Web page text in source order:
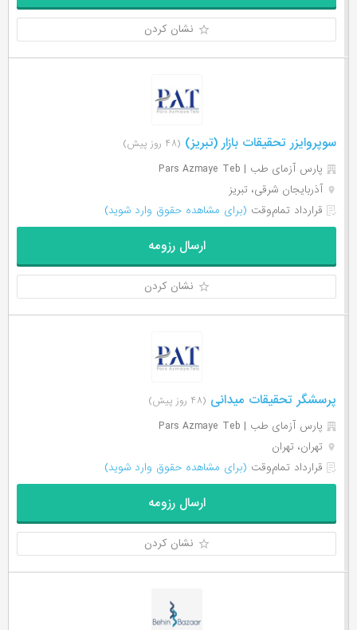
نشان کردن
سوپروایزر تحقیقات بازار (تبریز) (۴۸ روز پیش)
پارس آزمای طب | ‌Pars Azmaye Teb
آذربایجان شرقی، تبریز
قرارداد تمام‌وقت (برای مشاهده حقوق وارد شوید)
ارسال رزومه
نشان کردن
پرسشگر تحقیقات میدانی (۴۸ روز پیش)
پارس آزمای طب | ‌Pars Azmaye Teb
تهران، تهران
قرارداد تمام‌وقت (برای مشاهده حقوق وارد شوید)
ارسال رزومه
نشان کردن